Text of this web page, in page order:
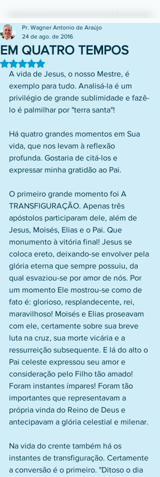
EM QUATRO TEMPOS
Pr. Wagner Antonio de Araújo
24 de ago. de 2016
Avaliado com NaN de 5 estrelas.
A vida de Jesus, o nosso Mestre, é
exemplo para tudo. Analisá-la é um
privilégio de grande sublimidade e fazê-
lo é palmilhar por "terra santa"!
Há quatro grandes momentos em Sua
vida, que nos levam à reflexão
profunda. Gostaria de citá-los e
expressar minha gratidão ao Pai.
O primeiro grande momento foi A
TRANSFIGURAÇÃO. Apenas três
apóstolos participaram dele, além de
Jesus, Moisés, Elias e o Pai. Que
monumento à vitória final! Jesus se
coloca ereto, deixando-se envolver pela
glória eterna que sempre possuiu, da
qual esvaziou-se por amor de nós. Por
um momento Ele mostrou-se como de
fato é: glorioso, resplandecente, rei,
maravilhoso! Moisés e Elias proseavam
com ele, certamente sobre sua breve
luta na cruz, sua morte vicária e a
ressurreição subsequente. E lá do alto o
Pai celeste expressou seu amor e
consideração pelo Filho tão amado!
Foram instantes ímpares! Foram tão
importantes que representavam a
própria vinda do Reino de Deus e
antecipavam a glória celestial e milenar.
Na vida do crente também há os
instantes de transfiguração. Certamente
a conversão é o primeiro. "Ditoso o dia